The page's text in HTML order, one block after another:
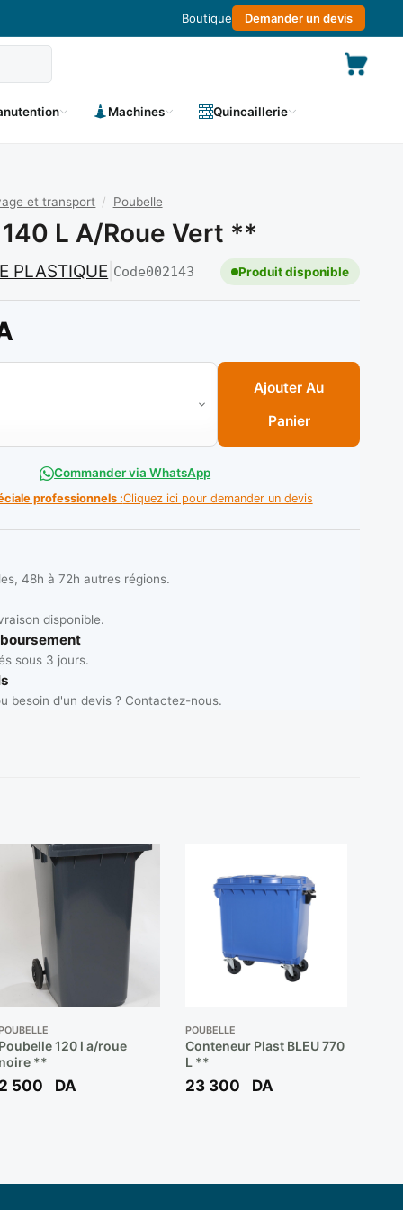
Boutique Demander un devis
Machines Quincaillerie
et transport / Poubelle
L A/roue Vert **
PLASTIQUE Code002143 Produit disponible
Ajouter Au
Panier
Commander via WhatsApp
professionnels :Cliquez ici pour demander un devis
48h à 72h autres régions.
disponible.
sous 3 jours.
besoin d'un devis ? Contactez-nous.
120 l a/roue
**
500 DA
POUBELLE
Conteneur Plast BLEU 770
L **
23 300 DA